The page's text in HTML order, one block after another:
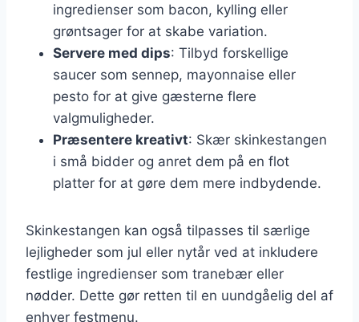
ingredienser som bacon, kylling eller
grøntsager for at skabe variation.
Servere med dips: Tilbyd forskellige
saucer som sennep, mayonnaise eller
pesto for at give gæsterne flere
valgmuligheder.
Præsentere kreativt: Skær skinkestangen
i små bidder og anret dem på en flot
platter for at gøre dem mere indbydende.
Skinkestangen kan også tilpasses til særlige
lejligheder som jul eller nytår ved at inkludere
festlige ingredienser som tranebær eller
nødder. Dette gør retten til en uundgåelig del af
enhver festmenu.